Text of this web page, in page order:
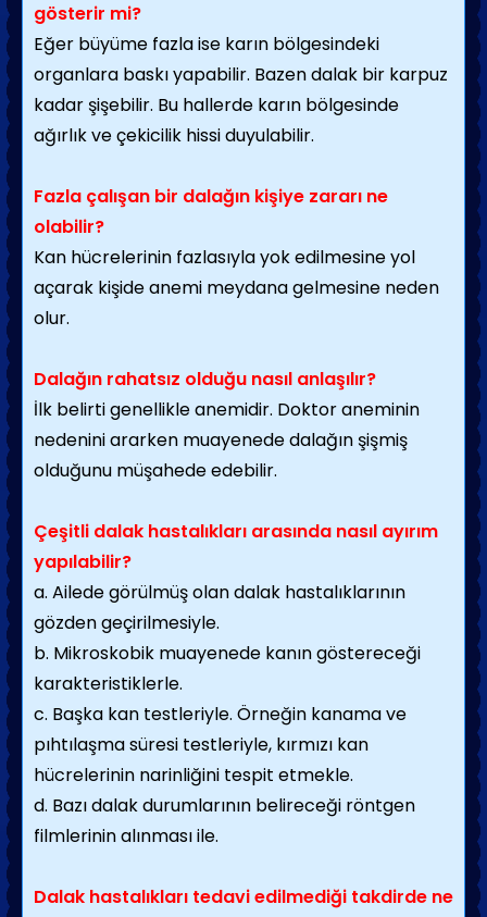
gösterir mi?
Eğer büyüme fazla ise karın bölgesindeki
organlara baskı yapabilir. Bazen dalak bir karpuz
kadar şişebilir. Bu hallerde karın bölgesinde
ağırlık ve çekicilik hissi duyulabilir.
Fazla çalışan bir dalağın kişiye zararı ne
olabilir?
Kan hücrelerinin fazlasıyla yok edilmesine yol
açarak kişide anemi meydana gelmesine neden
olur.
Dalağın rahatsız olduğu nasıl anlaşılır?
İlk belirti genellikle anemidir. Doktor aneminin
nedenini ararken muayenede dalağın şişmiş
olduğunu müşahede edebilir.
Çeşitli dalak hastalıkları arasında nasıl ayırım
yapılabilir?
a. Ailede görülmüş olan dalak hastalıklarının
gözden geçirilmesiyle.
b. Mikroskobik muayenede kanın göstereceği
karakteristiklerle.
c. Başka kan testleriyle. Örneğin kanama ve
pıhtılaşma süresi testleriyle, kırmızı kan
hücrelerinin narinliğini tespit etmekle.
d. Bazı dalak durumlarının belireceği röntgen
filmlerinin alınması ile.
Dalak hastalıkları tedavi edilmediği takdirde ne